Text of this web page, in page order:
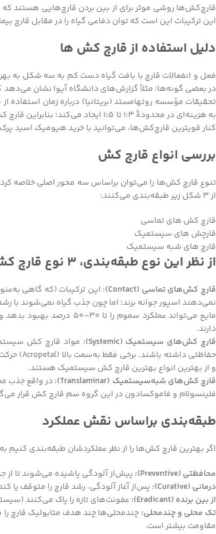
قارچ‌کش‌ها روشی موثر برای از بین بردن قارچ‌هایی هستند
این ترکیبات این است که توان دفاعی گیاه را در مقابل قارچ
دلیل استفاده از قارچ کش ها
فعل و انفعالات قارچ با بافت گیاه دست کم به سه شکل به
تحقیقات مؤسسه روتهامستد (بریتانیا) درباره زمان
به هزینه‌ای در محدودۀ ۱:۳ تا ۱:۵
کنار قویترین قارچ‌کش‌ها، می‌توانید با خرید هیومیک اسید
بررسی انواع قارچ کش
تنوع قارچ کش‌ها را می‌توان براساس سه محور اصلی خلاصه
از 3 شکل زیر طبقه‌بندی می‌کنند:
قارچ کش های تماسی
قارچش های سیستمیک
قارچ های شبه سیستمیک
از نظر این نوع طبقه‌بندی، 3 نوع قارچ کش خواهیم داشت:
قارچ کش‌های تماسی (Contact)
: این ترکیبات (که گاهی
نمی‌دهند اسپور جوانه بزند؛ اما چون جذب گیاه نمی‌شوند با
مایع می‌تواند عملکرد
دارند.
قارچ کش‌های سیستمیک (Systemic):
مواد قارچ کش
و از بهترین انواع بهترین قارچ کش سیستمیک هستند.
قارچ کش‌های شبه‌سیستمیک (Translaminar):
در واقع جذب
فلینسولام و فاموکسادون در این گروه سم قارچ کش قرار
طبقه‌بندی براساس نقش عملکرد
اگر بهترین قارچ کش‌ها را از نظر عملکردشان طبقه‌بندی کنیم
محافظتی (Preventive):
پیش‌از آلودگی پاشیده می‌شوند تا از
درمانی (Curative):
پس‌از آغاز آلودگی، رشد قارچ را متوقف یا
از بین برنده (Eradicant):
عفونت‌های تازه را پاک می‌کنند
تک محلی و چندمحلی: چندمحلی‌ها چند هدف متابولیک قارچ
مقاومت بیشتر است.